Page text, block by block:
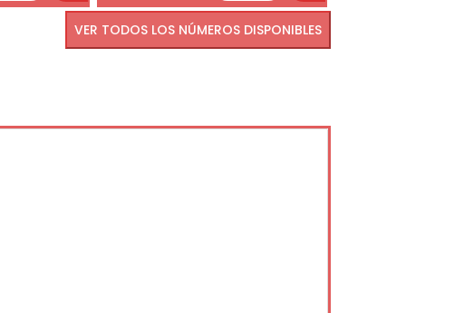
VER TODOS LOS NÚMEROS DISPONIBLES